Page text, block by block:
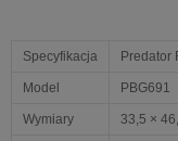
Specyfikacja Predator
Model PBG691
Wymiary 33,5 ×